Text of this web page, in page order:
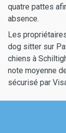
quatre pattes
absence.
Les
dog sitter sur
chiens à
note moyenne
sécurisé par